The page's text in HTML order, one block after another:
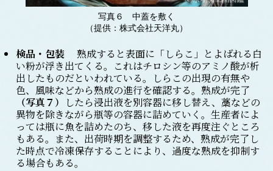
写真６ 中蓋を敷く
（提供：株式会社天洋丸）
検品・包装 熟成すると表面に「しらこ」とよばれる白
い粉が浮き出てくる。これはチロシン等のアミノ酸が析
出したものだといわれている。しらこの出現の有無や
色、風味などから熟成の進行を確認する。熟成が完了
（写真７）
したら浸出液を別容器に移し替え、藁などの
異物を除きながら瓶等の容器に詰めていく。生産者によ
っては瓶に魚を詰めたのち、移した液を再度注ぐところ
もある。また、出荷時期を調整するため、熟成が完了し
た時点で冷凍保存することにより、過度な熟成を抑制す
る場合もある。